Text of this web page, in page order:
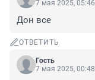
7 мая 2025, 05:46
Дон все
ОТВЕТИТЬ
Гость
7 мая 2025, 00:48